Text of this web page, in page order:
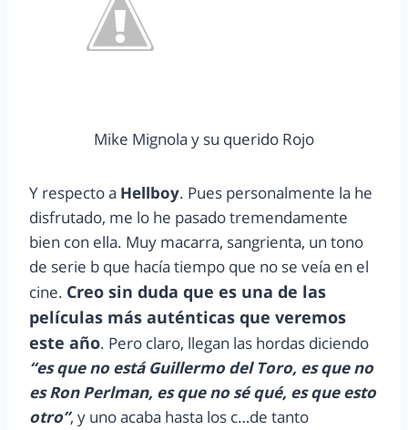
Mike Mignola y su querido Rojo
Y respecto a Hellboy. Pues personalmente la he
disfrutado, me lo he pasado tremendamente
bien con ella. Muy macarra, sangrienta, un tono
de serie b que hacía tiempo que no se veía en el
cine. Creo sin duda que es una de las
películas más auténticas que veremos
este año. Pero claro, llegan las hordas diciendo
“es que no está Guillermo del Toro, es que no
es Ron Perlman, es que no sé qué, es que esto
otro”, y uno acaba hasta los c…de tanto